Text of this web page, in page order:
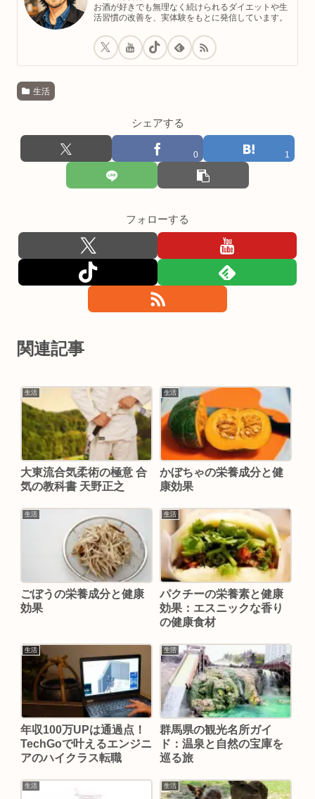
お酒が好きでも無理なく続けられるダイエットや生
活習慣の改善を、実体験をもとに発信しています。
生活
シェアする
0 1
フォローする
関連記事
生活
大東流合気柔術の極意 合
気の教科書 天野正之
生活
かぼちゃの栄養成分と健
康効果
生活
ごぼうの栄養成分と健康
効果
生活
パクチーの栄養素と健康
効果：エスニックな香り
の健康食材
生活
年収100万UPは通過点！
TechGoで叶えるエンジニ
アのハイクラス転職
生活
群馬県の観光名所ガイ
ド：温泉と自然の宝庫を
巡る旅
生活 生活